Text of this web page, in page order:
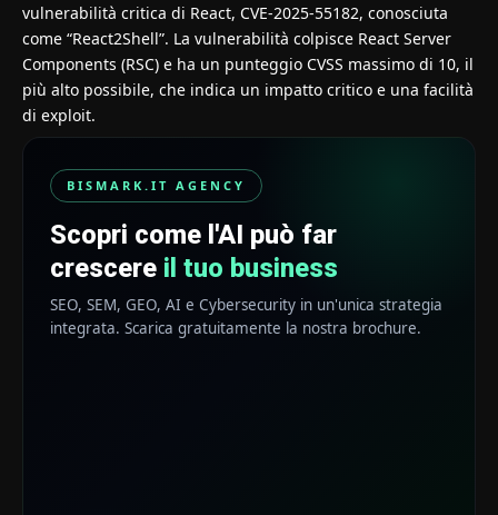
vulnerabilità critica di React, CVE-2025-55182, conosciuta
come “React2Shell”. La vulnerabilità colpisce React Server
Components (RSC) e ha un punteggio CVSS massimo di 10, il
più alto possibile, che indica un impatto critico e una facilità
di exploit.
BISMARK.IT AGENCY
Scopri come l'AI può far
crescere il tuo business
SEO, SEM, GEO, AI e Cybersecurity in un'unica strategia
integrata. Scarica gratuitamente la nostra brochure.